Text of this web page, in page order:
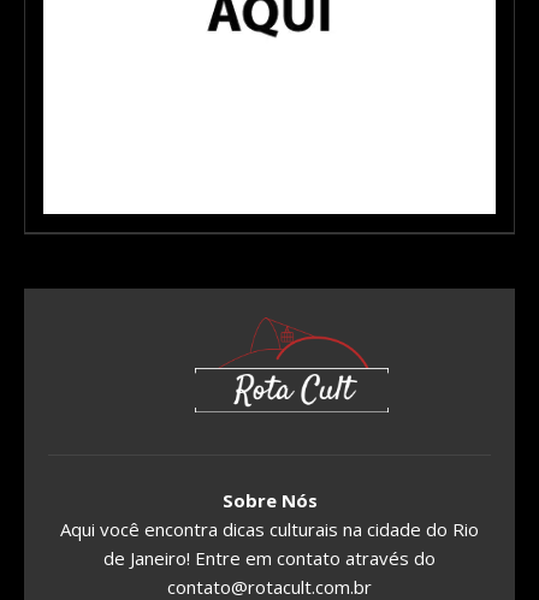
Sobre Nós
Aqui você encontra dicas culturais na cidade do Rio
de Janeiro! Entre em contato através do
contato@rotacult.com.br